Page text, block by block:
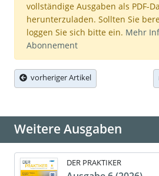
vollständige Ausgaben als PDF-
herunterzuladen. Sollten Sie
loggen Sie sich bitte ein. Mehr
Abonnement
vorheriger Artikel
Weitere Ausgaben
DER PRAKTIKER